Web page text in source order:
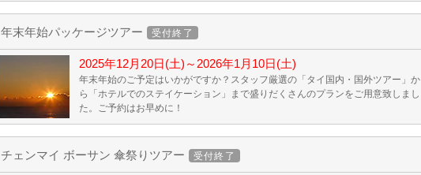
年末年始パッケージツアー 受付終了
2025年12月20日(土)～2026年1月10日(土)
年末年始のご予定はいかがですか？スタッフ厳選の「タイ国内・国外ツアー」か
ら「ホテルでのステイケーション」まで盛りだくさんのプランをご用意致しまし
た。ご予約はお早めに！
チェンマイ ボーサン 傘祭りツアー 受付終了